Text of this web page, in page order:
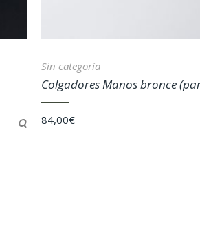
Sin categoría
Colgadores Manos bronce
84,00€